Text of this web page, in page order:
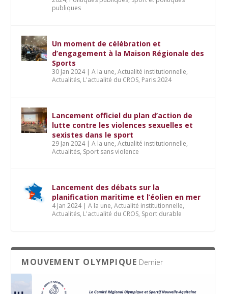
publiques
Un moment de célébration et
d’engagement à la Maison Régionale des
Sports
30 Jan 2024|A la une,Actualité institutionnelle,
Actualités, L'actualité du CROS, Paris 2024
Lancement officiel du plan d’action de
lutte contre les violences sexuelles et
sexistes dans le sport
29 Jan 2024|A la une,Actualité institutionnelle,
Actualités, Sport sans violence
Lancement des débats sur la
planification maritime et l’éolien en mer
4 Jan 2024|A la une,Actualité institutionnelle,
Actualités, L'actualité du CROS, Sport durable
MOUVEMENT OLYMPIQUE Dernier